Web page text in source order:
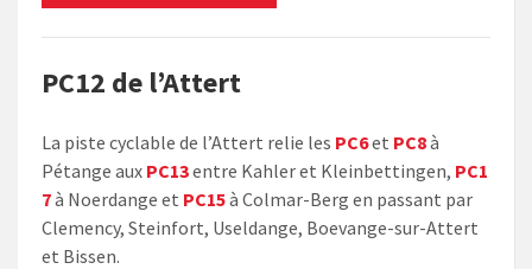
PC12 de l’Attert​
La piste cyclable de l’Attert relie les PC6et PC8à
Pétange aux PC13entre Kahler et Kleinbettingen, PC1​
7à Noerdange et PC15à Colmar-Berg en passant par
Clemency, Steinfort, Useldange, Boevange-sur-Attert
et Bissen.